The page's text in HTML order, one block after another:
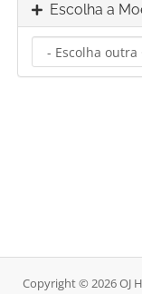
Escolha a
Copyright © 2026 OJ